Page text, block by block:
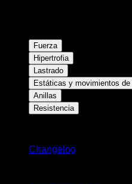
Fuerza
Hipertrofia
Lastrado
Estáticas y movimientos de
Anillas
Resistencia
Changelog